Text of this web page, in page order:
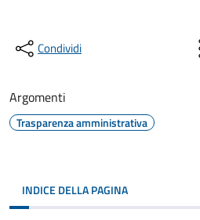
Condividi
Argomenti
Trasparenza amministrativa
INDICE DELLA PAGINA